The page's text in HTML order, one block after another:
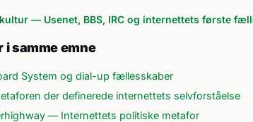
— Usenet, BBS, IRC og internettets første
i samme emne
System og dial-up fællesskaber
der definerede internettets selvforståelse
— Internettets politiske metafor